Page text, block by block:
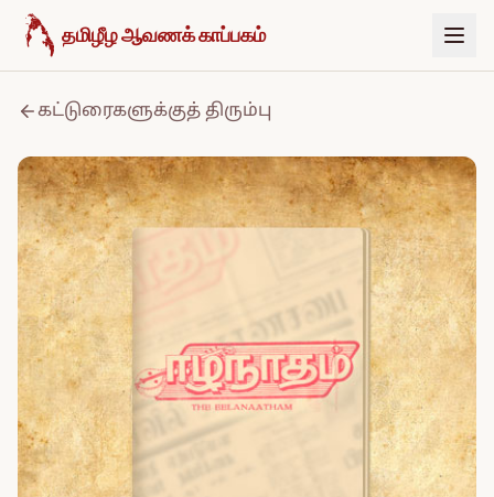
உள்ளடக்கத்திற்குச் செல்க
தமிழீழ ஆவணக் காப்பகம்
கட்டுரைகளுக்குத் திரும்பு